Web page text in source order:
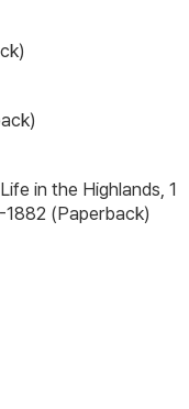
in the Highlands, 1
(Paperback)